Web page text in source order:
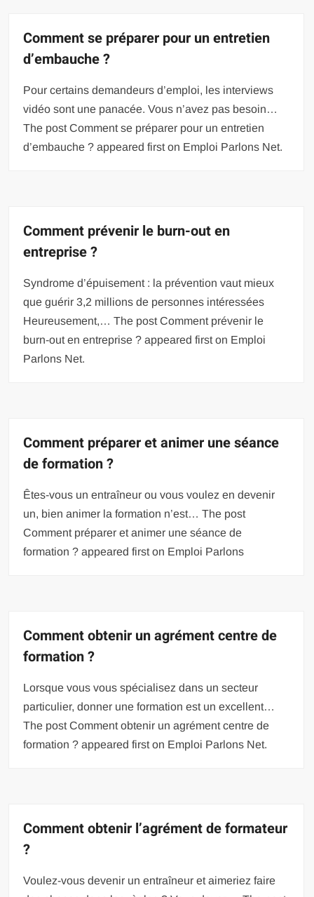
Comment se préparer pour un entretien
d’embauche ?
Pour certains demandeurs d’emploi, les interviews
vidéo sont une panacée. Vous n’avez pas besoin…
The post Comment se préparer pour un entretien
d’embauche ? appeared first on Emploi Parlons Net.
Comment prévenir le burn-out en
entreprise ?
Syndrome d’épuisement : la prévention vaut mieux
que guérir 3,2 millions de personnes intéressées
Heureusement,… The post Comment prévenir le
burn-out en entreprise ? appeared first on Emploi
Parlons Net.
Comment préparer et animer une séance
de formation ?
Êtes-vous un entraîneur ou vous voulez en devenir
un, bien animer la formation n’est… The post
Comment préparer et animer une séance de
formation ? appeared first on Emploi Parlons
Comment obtenir un agrément centre de
formation ?
Lorsque vous vous spécialisez dans un secteur
particulier, donner une formation est un excellent…
The post Comment obtenir un agrément centre de
formation ? appeared first on Emploi Parlons Net.
Comment obtenir l’agrément de formateur
?
Voulez-vous devenir un entraîneur et aimeriez faire